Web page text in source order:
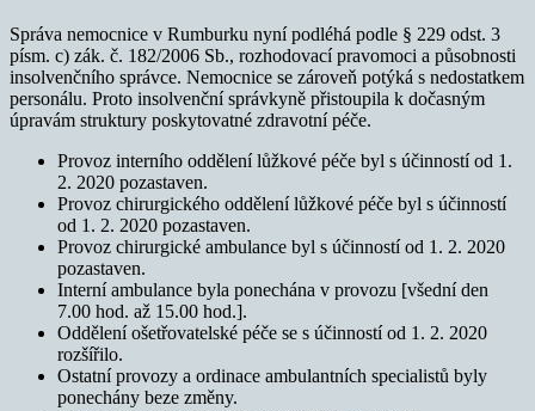
Správa nemocnice v Rumburku nyní podléhá podle § 229 odst. 3
písm. c) zák. č. 182/2006 Sb., rozhodovací pravomoci a působnosti
insolvenčního správce. Nemocnice se zároveň potýká s nedostatkem
personálu. Proto insolvenční správkyně přistoupila k dočasným
úpravám struktury poskytovatné zdravotní péče.
Provoz interního oddělení lůžkové péče byl s účinnostíod 1.
2. 2020 pozastaven.
Provoz chirurgického oddělenílůžkové péče byl s účinností
od 1. 2. 2020 pozastaven.
Provoz chirurgické ambulance byl s účinnostíod 1. 2. 2020
pozastaven.
Interní ambulance byla ponechána v provozu [všední den
7.00 hod. až 15.00 hod.].
Oddělení ošetřovatelské péče se s účinnostíod 1. 2. 2020
rozšířilo.
Ostatní provozy a ordinace ambulantních specialistů byly
ponechány beze změny.